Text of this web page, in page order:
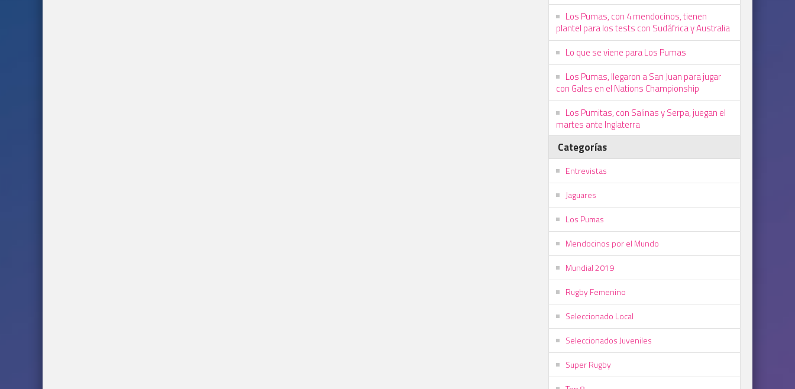
Los Pumas, con 4 mendocinos, tienen
plantel para los tests con Sudáfrica y Australia
Lo que se viene para Los Pumas
Los Pumas, llegaron a San Juan para jugar
con Gales en el Nations Championship
Los Pumitas, con Salinas y Serpa, juegan el
martes ante Inglaterra
Categorías
Entrevistas
Jaguares
Los Pumas
Mendocinos por el Mundo
Mundial 2019
Rugby Femenino
Seleccionado Local
Seleccionados Juveniles
Super Rugby